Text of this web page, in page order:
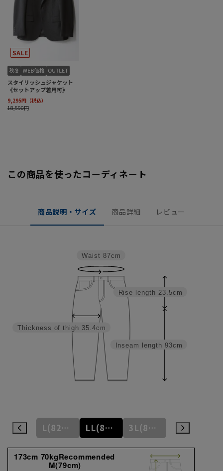
この商品を使ったコーディネート
商品説明・サイズ 商品詳細 レビュー
Inseam length 93cm
Rise length 23.5cm
Thickness of thigh 35.4cm
Waist 87cm
M(79cm) L(82cm) LL(85cm) 3L(88cm)
173cm 70kgRecommended
M(79cm)